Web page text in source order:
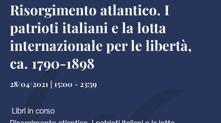
Risorgimento atlantico. I
patrioti italiani e la lotta
internazionale per le libertà,
ca. 1790-1898
28/04/2021 | 15:00 - 23:59
Libri in corso